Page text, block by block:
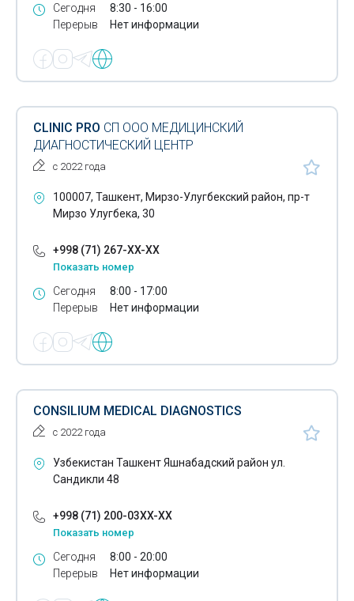
Сегодня
Перерыв
8:30 - 16:00
Нет информации
CLINIC PRO СП ООО МЕДИЦИНСКИЙ
ДИАГНОСТИЧЕСКИЙ ЦЕНТР
с 2022 года
100007, Ташкент, Мирзо-Улугбекский район, пр-т
Мирзо Улугбека, 30
+998 (71) 267-XX-XX
Показать номер
Сегодня
Перерыв
8:00 - 17:00
Нет информации
CONSILIUM MEDICAL DIAGNOSTICS
с 2022 года
Узбекистан Ташкент Яшнабадский район ул.
Сандикли 48
+998 (71) 200-03XX-XX
Показать номер
Сегодня
Перерыв
8:00 - 20:00
Нет информации